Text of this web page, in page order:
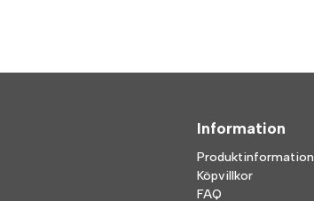
Information
Produktinformation
Köpvillkor
FAQ